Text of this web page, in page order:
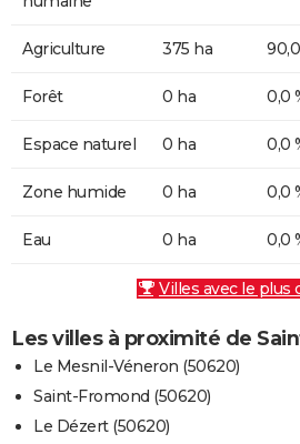
Agriculture 375 ha
Forêt 0 ha 0,0
Espace naturel 0 ha 0,0
Zone humide 0 ha 0,0
Eau 0 ha 0,0
Villes avec le plus
Les villes à proximité de
Le Mesnil-Véneron (50620)
Saint-Fromond (50620)
Le Dézert (50620)